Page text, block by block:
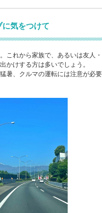
気をつけて
これから家族で、あるいは友人
かけする方は多いでしょう。
暑、クルマの運転には注意が必